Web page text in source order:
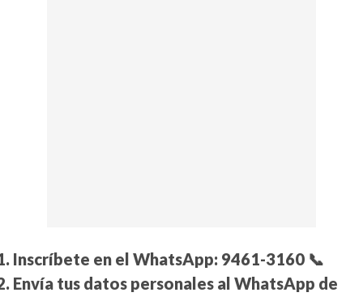
Inscríbete en el WhatsApp: 9461-3160 📞
Envía tus datos personales al WhatsApp de